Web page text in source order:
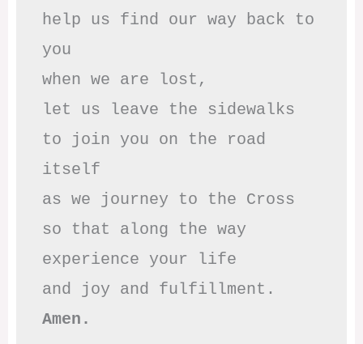
help us find our way back to
you
when we are lost,
let us leave the sidewalks
to join you on the road
itself
as we journey to the Cross
so that along the way
experience your life
Amen.